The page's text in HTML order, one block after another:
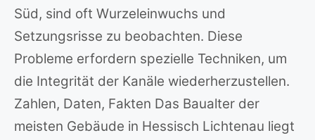
Süd, sind oft Wurzeleinwuchs und
Setzungsrisse zu beobachten. Diese
Probleme erfordern spezielle Techniken, um
die Integrität der Kanäle wiederherzustellen.
Zahlen, Daten, Fakten Das Baualter der
meisten Gebäude in Hessisch Lichtenau liegt